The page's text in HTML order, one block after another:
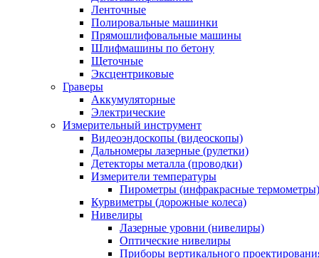
Ленточные
Полировальные машинки
Прямошлифовальные машины
Шлифмашины по бетону
Щеточные
Эксцентриковые
Граверы
Аккумуляторные
Электрические
Измерительный инструмент
Видеоэндоскопы (видеоскопы)
Дальномеры лазерные (рулетки)
Детекторы металла (проводки)
Измерители температуры
Пирометры (инфракрасные термометры)
Курвиметры (дорожные колеса)
Нивелиры
Лазерные уровни (нивелиры)
Оптические нивелиры
Приборы вертикального